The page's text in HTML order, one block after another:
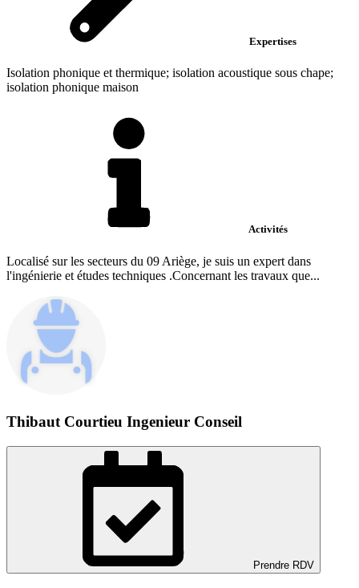
Expertises
Isolation phonique et thermique; isolation acoustique sous chape;
isolation phonique maison
Activités
Localisé sur les secteurs du 09 Ariège, je suis un expert dans
l'ingénierie et études techniques .Concernant les travaux que...
Thibaut Courtieu Ingenieur Conseil
Prendre RDV